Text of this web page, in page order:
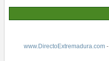
www.DirectoExtremadura.com-